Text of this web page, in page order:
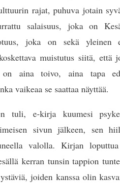
rajat, puhuva jotain
salaisuus, joka on
joka on sekä yleinen
muistutus siitä, että
on aina toivo, aina tapa
vaikeaa se saattaa näyttää.
tuli, e-kirja kuumesi
sivun jälkeen, sen
valolla. Kirjan
kerran tunsin tappion
joiden kanssa olin